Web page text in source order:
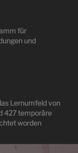
für
und
Lernumfeld von
427 temporäre
worden